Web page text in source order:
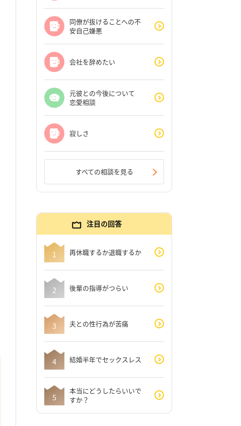
同僚が抜けることへの不
安自己嫌悪
会社を辞めたい
元彼との今後について
恋愛相談
寂しさ
すべての相談を見る
注目の回答
再休職するか退職するか
後輩の指導がつらい
夫との性行為が苦痛
結婚半年でセックスレス
本当にどうしたらいいで
すか？